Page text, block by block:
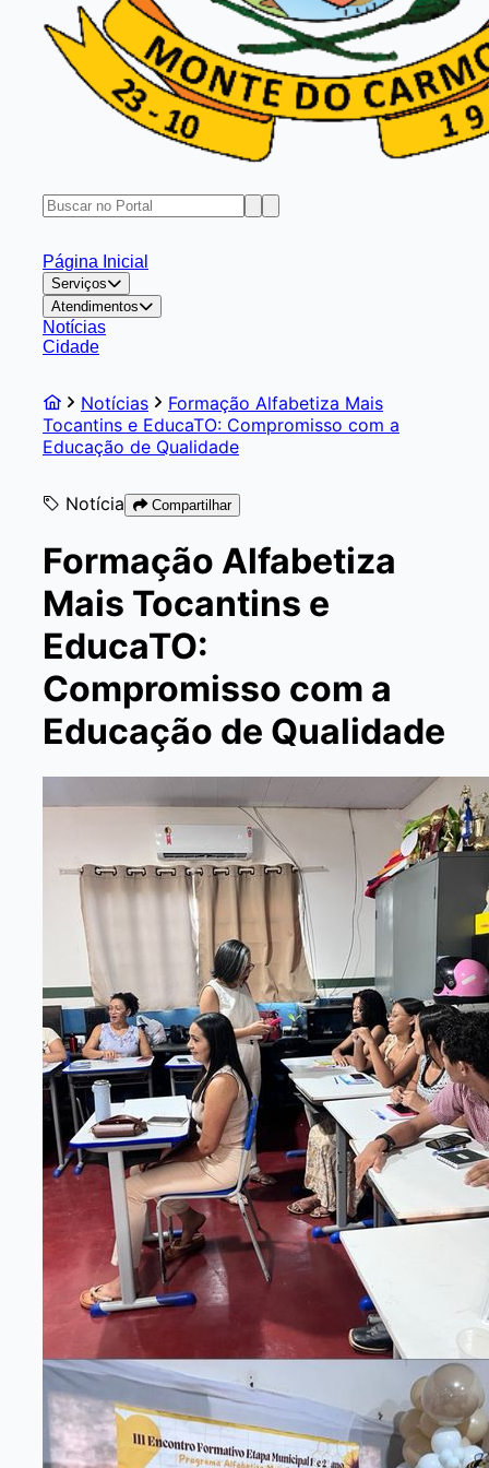
Página Inicial
Serviços
Atendimentos
Notícias
Cidade
Notícias
Formação Alfabetiza Mais
Tocantins e EducaTO: Compromisso com a
Educação de Qualidade
Notícia Compartilhar
Formação Alfabetiza
Mais Tocantins e
EducaTO:
Compromisso com a
Educação de Qualidade